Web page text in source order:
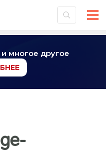
и многое другое